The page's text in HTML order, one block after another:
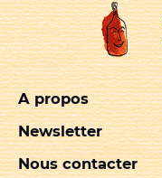
A propos
Newsletter
Nous contacter